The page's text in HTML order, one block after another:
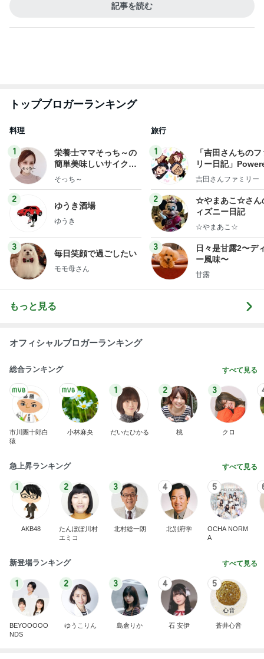
記事を読む
トップブロガーランキング
料理
1
栄養士ママそっち～の
簡単美味しいサイクル
献立
そっち～
2
ゆうき酒場
ゆうき
3
毎日笑顔で過ごしたい
モモ母さん
旅行
1
「吉田さんちの
リー日記」
y Ameba 吉田さ
ログ
吉田さんファミリー
2
☆やまあこ☆さん
ィズニー日記
☆やまあこ☆
3
日々是甘露2〜デ
ー風味〜
甘露
もっと見る
オフィシャルブロガーランキング
総合ランキング すべて見る
市川團十郎白
猿
小林麻央
1
だいたひかる
2
桃
3
クロ
急上昇ランキング すべて見る
1
AKB48
2
たんぽぽ川村
エミコ
3
北村総一朗
4
北別府学
5
OCHA NORM
A
新登場ランキング すべて見る
1
BEYOOOOO
NDS
2
ゆうこりん
3
島倉りか
4
石 安伊
5
蒼井心音